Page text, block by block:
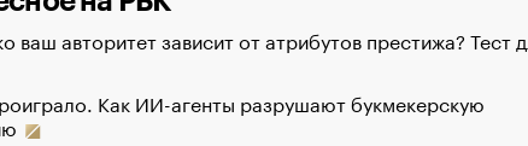
ваш авторитет зависит от атрибутов престижа? Тест
Как ИИ-агенты разрушают букмекерскую